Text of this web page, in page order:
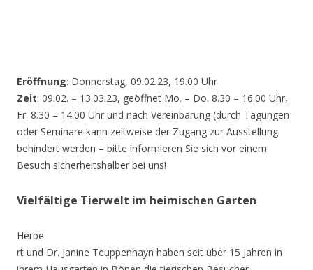
Eröffnung: Donnerstag, 09.02.23, 19.00 Uhr
Zeit: 09.02. – 13.03.23, geöffnet Mo. – Do. 8.30 – 16.00 Uhr,
Fr. 8.30 – 14.00 Uhr und nach Vereinbarung (durch Tagungen
oder Seminare kann zeitweise der Zugang zur Ausstellung
behindert werden – bitte informieren Sie sich vor einem
Besuch sicherheitshalber bei uns!
Vielfältige Tierwelt im heimischen Garten
Herbe
rt und Dr. Janine Teuppenhayn haben seit über 15 Jahren in